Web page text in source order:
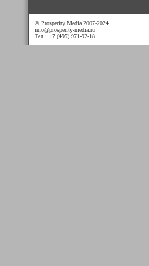
© Prosperity Media 2007-2024
info@prosperity-media.ru
Тел.: +7 (495) 971-92-18